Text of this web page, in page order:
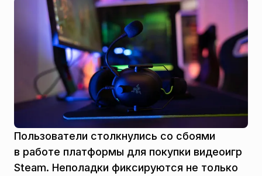
Пользователи столкнулись со сбоями
в работе платформы для покупки видеоигр
Steam. Неполадки фиксируются не только